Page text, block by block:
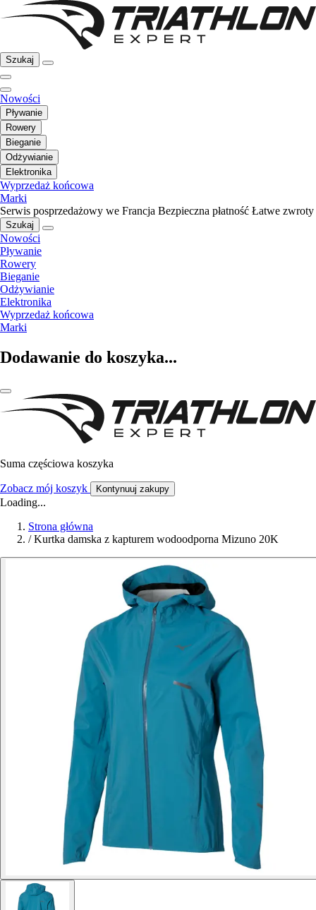
Szukaj
Nowości
Pływanie
Rowery
Bieganie
Odżywianie
Elektronika
Wyprzedaż końcowa
Marki
Serwis posprzedażowy we Francja Bezpieczna płatność Łatwe zwroty
Szukaj
Nowości
Pływanie
Rowery
Bieganie
Odżywianie
Elektronika
Wyprzedaż końcowa
Marki
Dodawanie do koszyka...
Suma częściowa koszyka
Zobacz mój koszyk Kontynuuj zakupy
Loading...
Strona główna
/ Kurtka damska z kapturem wodoodporna Mizuno 20K